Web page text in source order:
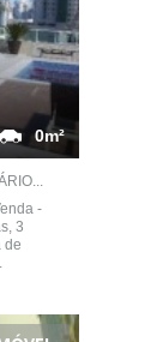
0m²
-
3
de